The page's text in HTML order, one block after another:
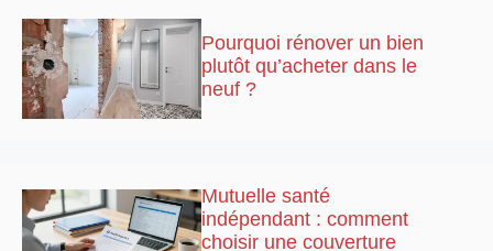
Pourquoi rénover un bien
plutôt qu’acheter dans le
neuf ?
Mutuelle santé
indépendant : comment
choisir une couverture